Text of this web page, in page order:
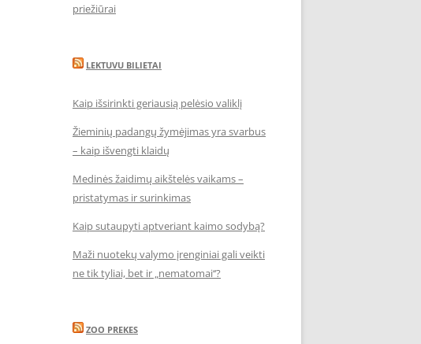
priežiūrai
LEKTUVU BILIETAI
Kaip išsirinkti geriausią pelėsio valiklį
Žieminių padangų žymėjimas yra svarbus
– kaip išvengti klaidų
Medinės žaidimų aikštelės vaikams –
pristatymas ir surinkimas
Kaip sutaupyti aptveriant kaimo sodybą?
Maži nuotekų valymo įrenginiai gali veikti
ne tik tyliai, bet ir „nematomai‘‘?
ZOO PREKES